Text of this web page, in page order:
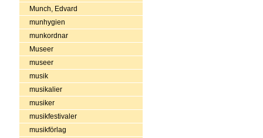
Munch, Edvard
munhygien
munkordnar
Museer
museer
musik
musikalier
musiker
musikfestivaler
musikförlag